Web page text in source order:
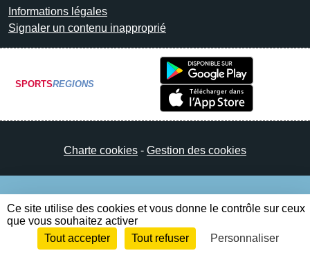
Informations légales
Signaler un contenu inapproprié
SPORTSREGIONS
Charte cookies Gestion des cookies
Envie de participer ? Connexion
Ce site utilise des cookies et vous donne le contrôle sur ceux
que vous souhaitez activer
Tout accepter
Tout refuser Personnaliser